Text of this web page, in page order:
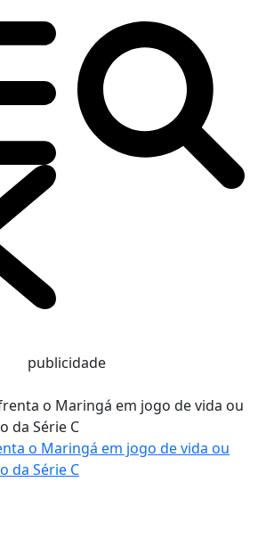
publicidade
o Maringá em jogo de vida ou
da Série C